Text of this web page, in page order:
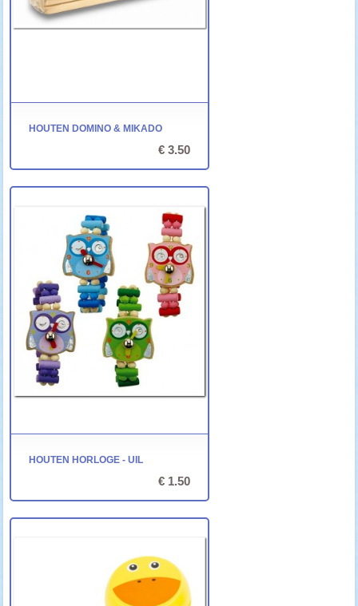
HOUTEN DOMINO & MIKADO
€ 3.50
HOUTEN HORLOGE - UIL
€ 1.50